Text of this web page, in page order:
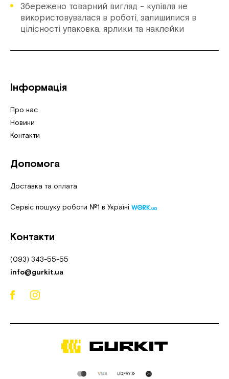
Збережено товарний вигляд - купівля не
використовувалася в роботі, залишилися в
цілісності упаковка, ярлики та наклейки
Інформація
Про нас
Новини
Контакти
Допомога
Доставка та оплата
Сервіс пошуку роботи №1 в Україні
Контакти
(093) 343-55-55
info@gurkit.ua